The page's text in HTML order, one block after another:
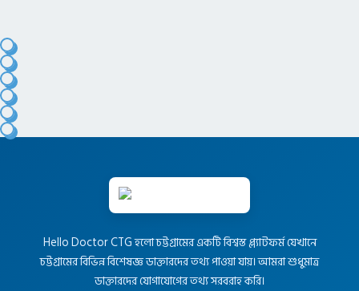
Hello Doctor CTG হলো চট্টগ্রামের একটি বিশ্বস্ত প্ল্যাটফর্ম যেখানে
চট্টগ্রামের বিভিন্ন বিশেষজ্ঞ ডাক্তারদের তথ্য পাওয়া যায়। আমরা শুধুমাত্র
ডাক্তারদের যোগাযোগের তথ্য সরবরাহ করি।